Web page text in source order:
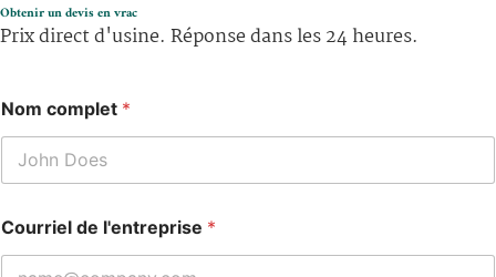
Obtenir un devis en vrac
Prix direct d'usine. Réponse dans les 24 heures.
Nom complet *
Courriel de l'entreprise *